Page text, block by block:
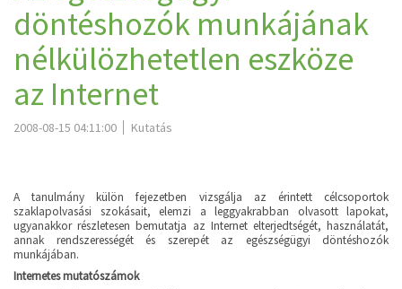
döntéshozók munkájának
nélkülözhetetlen eszköze
az Internet
2008-08-15 04:11:00 Kutatás
A tanulmány külön fejezetben vizsgálja az érintett célcsoportok
szaklapolvasási szokásait, elemzi a leggyakrabban olvasott lapokat,
ugyanakkor részletesen bemutatja az Internet elterjedtségét, használatát,
annak rendszerességét és szerepét az egészségügyi döntéshozók
munkájában.
Internetes mutatószámok